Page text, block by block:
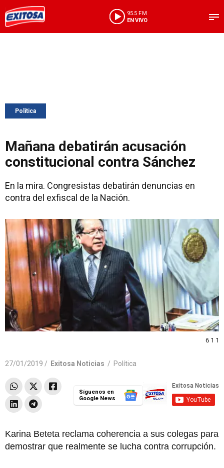
95.5 FM
EN VIVO
Política
Mañana debatirán acusación
constitucional contra Sánchez
En la mira. Congresistas debatirán denuncias en
contra del exfiscal de la Nación.
6 1 1
27/01/2019 / Exitosa Noticias / Política
Síguenos en
Google News
Karina Beteta reclama coherencia a sus colegas para
demostrar que realmente se lucha contra corrupción.